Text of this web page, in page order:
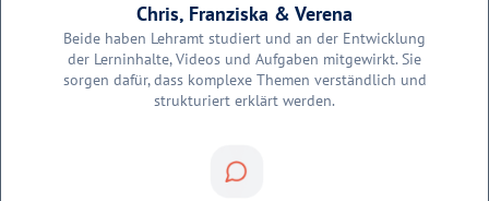
Chris, Franziska & Verena
Beide haben Lehramt studiert und an der Entwicklung
der Lerninhalte, Videos und Aufgaben mitgewirkt. Sie
sorgen dafür, dass komplexe Themen verständlich und
strukturiert erklärt werden.